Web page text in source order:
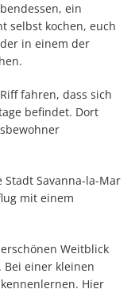
ein
selbst kochen, euch
in einem der
fahren, dass sich
befindet. Dort
Savanna-la-Mar
mit einem
Weitblick
einer kleinen
Hier